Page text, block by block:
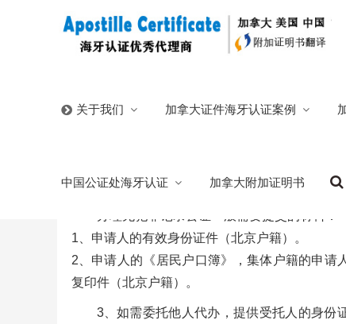
关于我们 加拿大证件海牙认证案例
中国公证处海牙认证 加拿大附加证明书
2025/06/25 分类: 中国公证处海牙认证 北京国信公证
1、申请人的有效身份证件（北京户籍）。
2、申请人的《居民户口簿》，集体户籍的申
复印件（北京户籍）。
3、如需委托他人代办，提供受托人的身份